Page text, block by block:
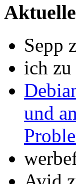
Sepp
ich zu
und